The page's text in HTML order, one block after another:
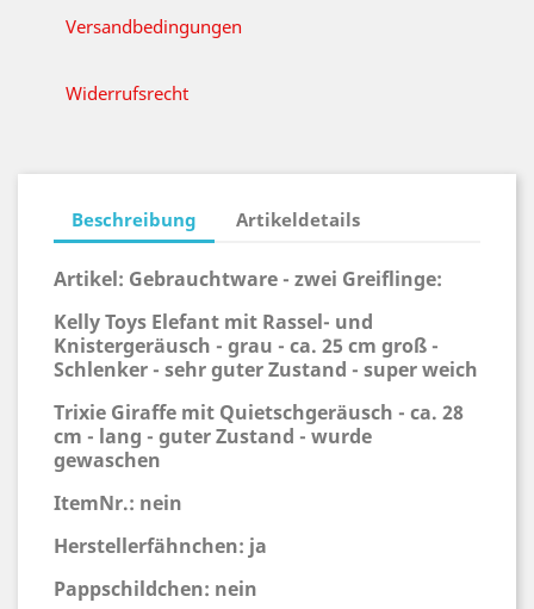
Versandbedingungen
Widerrufsrecht
Beschreibung Artikeldetails
Artikel: Gebrauchtware - zwei Greiflinge:
Kelly Toys Elefant mit Rassel- und
Knistergeräusch - grau - ca. 25 cm groß -
Schlenker - sehr guter Zustand - super weich
Trixie Giraffe mit Quietschgeräusch - ca. 28
cm - lang - guter Zustand - wurde
gewaschen
ItemNr.: nein
Herstellerfähnchen: ja
Pappschildchen: nein